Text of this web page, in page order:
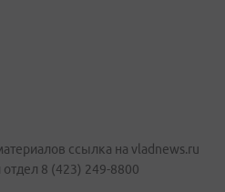
ссылка на vladnews.ru
8 (423) 249-8800